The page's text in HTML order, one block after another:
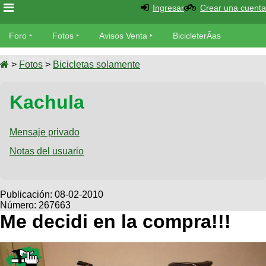
Foro
Foro
MecÃ¡nica
Fotos
SUBÃ
Galeria
Bicicletas
Viajes
Descenso
Dirt
Avisos
Ventas
SUBÃ
Buscar
Ultimos
Fotos
as
Bicicletas
Tandem
Videos
Cicloturismo
Ingresar Crear una cuenta
Foro Fotos Avisos Venta BicicleterÃ­as
Bicicletas Videos
> Fotos > Bicicletas solamente
Kachula
Mensaje privado
Notas del usuario
Publicación: 08-02-2010
Número: 267663
Me decidi en la compra!!!